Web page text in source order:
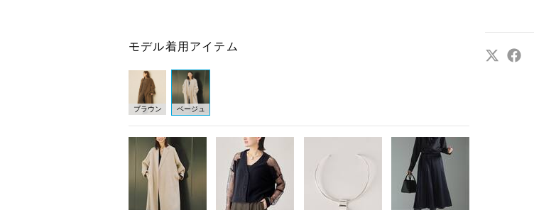
モデル着用アイテム
ブラウン ベージュ